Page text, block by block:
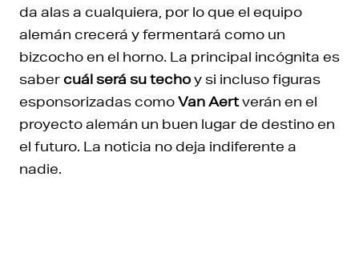
da alas a cualquiera, por lo que el equipo
alemán crecerá y fermentará como un
bizcocho en el horno. La principal incógnita es
sabercuál será su techoy si incluso figuras
esponsorizadas comoVan Aertverán en el
proyecto alemán un buen lugar de destino en
el futuro. La noticia no deja indiferente a
nadie.